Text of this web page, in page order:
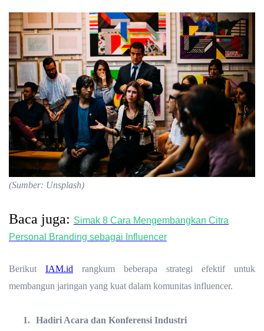
(Sumber: Unsplash)
Baca juga: Simak 8 Cara Mengembangkan Citra
Personal Branding sebagai Influencer
Berikut IAM.id rangkum beberapa strategi efektif untuk
membangun jaringan yang kuat dalam komunitas influencer.
1. Hadiri Acara dan Konferensi Industri